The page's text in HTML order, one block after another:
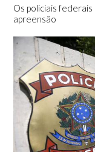
Os policiais
apreensão